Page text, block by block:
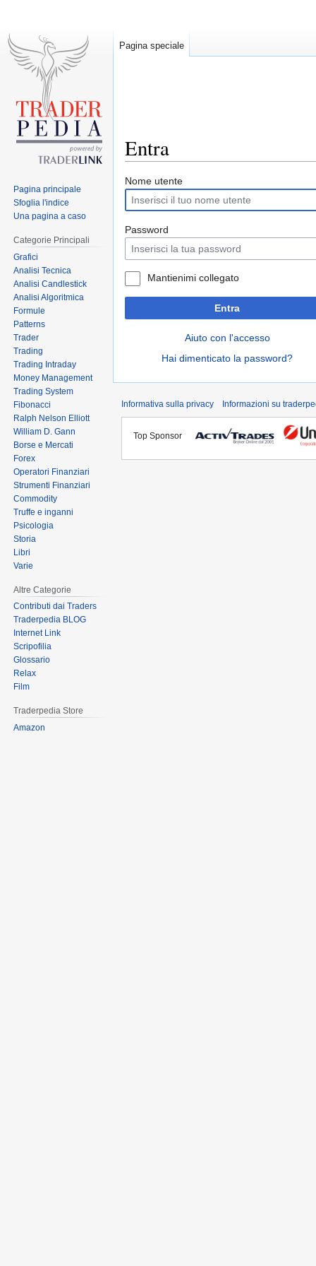
Entra
Jump
to
navigation
Jump
to
search
Nome utente
Password
Mantienimi collegato
Entra
Aiuto con l'accesso
Hai dimenticato la password?
Pagina speciale
Pagina principale
Sfoglia l'indice
Una pagina a caso
Categorie Principali
Grafici
Analisi Tecnica
Analisi Candlestick
Analisi Algoritmica
Formule
Patterns
Trader
Trading
Trading Intraday
Money Management
Trading System
Fibonacci
Ralph Nelson Elliott
William D. Gann
Borse e Mercati
Forex
Operatori Finanziari
Strumenti Finanziari
Commodity
Truffe e inganni
Psicologia
Storia
Libri
Varie
Altre Categorie
Contributi dai Traders
Traderpedia BLOG
Internet Link
Scripofilia
Glossario
Relax
Film
Traderpedia Store
Amazon
Informativa sulla privacy Informazioni su
Top Sponsor